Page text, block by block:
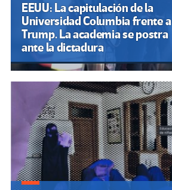
EEUU: La capitulación de la
Universidad Columbia frente a
Trump. La academia se postra
ante la dictadura